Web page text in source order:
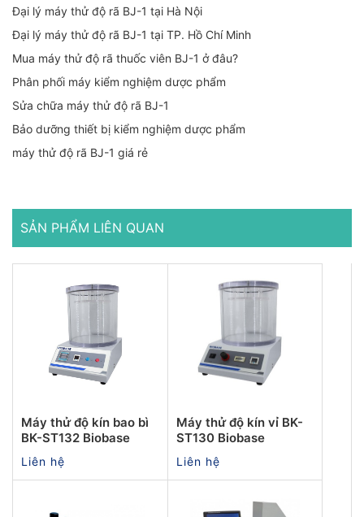
Đại lý máy thử độ rã BJ-1 tại Hà Nội
Đại lý máy thử độ rã BJ-1 tại TP. Hồ Chí Minh
Mua máy thử độ rã thuốc viên BJ-1 ở đâu?
Phân phối máy kiểm nghiệm dược phẩm
Sửa chữa máy thử độ rã BJ-1
Bảo dưỡng thiết bị kiểm nghiệm dược phẩm
máy thử độ rã BJ-1 giá rẻ
SẢN PHẨM LIÊN QUAN
Máy thử độ kín bao bì
BK-ST132 Biobase
Liên hệ
Máy thử độ kín vỉ BK-
ST130 Biobase
Liên hệ